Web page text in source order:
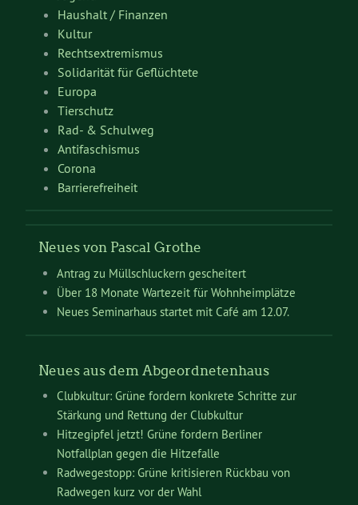
Haushalt / Finanzen
Kultur
Rechtsextremismus
Solidarität für Geflüchtete
Europa
Tierschutz
Rad- & Schulweg
Antifaschismus
Corona
Barrierefreiheit
Neues von Pascal Grothe
Antrag zu Müllschluckern gescheitert
Über 18 Monate Wartezeit für Wohnheimplätze
Neues Seminarhaus startet mit Café am 12.07.
Neues aus dem Abgeordnetenhaus
Clubkultur: Grüne fordern konkrete Schritte zur
Stärkung und Rettung der Clubkultur
Hitzegipfel jetzt! Grüne fordern Berliner
Notfallplan gegen die Hitzefalle
Radwegestopp: Grüne kritisieren Rückbau von
Radwegen kurz vor der Wahl